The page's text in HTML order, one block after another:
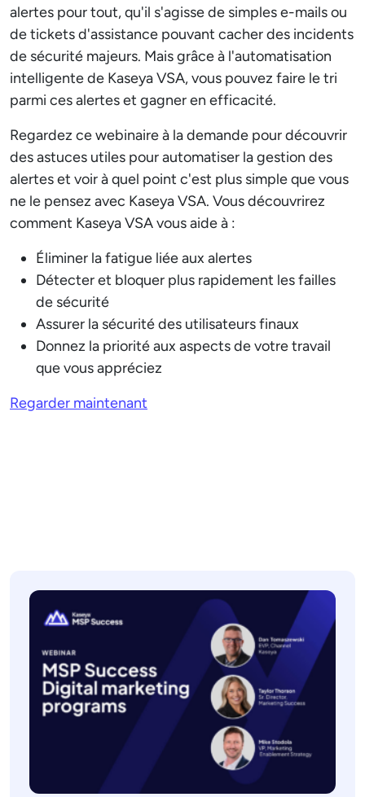
alertes pour tout, qu'il s'agisse de simples e-mails ou
de tickets d'assistance pouvant cacher des incidents
de sécurité majeurs. Mais grâce à l'automatisation
intelligente de Kaseya VSA, vous pouvez faire le tri
parmi ces alertes et gagner en efficacité.
Regardez ce webinaire à la demande pour découvrir
des astuces utiles pour automatiser la gestion des
alertes et voir à quel point c'est plus simple que vous
ne le pensez avec Kaseya VSA. Vous découvrirez
comment Kaseya VSA vous aide à :
Éliminer la fatigue liée aux alertes
Détecter et bloquer plus rapidement les failles
de sécurité
Assurer la sécurité des utilisateurs finaux
Donnez la priorité aux aspects de votre travail
que vous appréciez
Regarder maintenant